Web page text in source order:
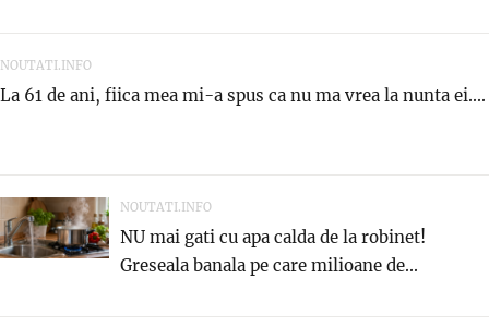
NOUTATI.INFO
La 61 de ani, fiica mea mi-a spus ca nu ma vrea la nunta ei....
NOUTATI.INFO
NU mai gati cu apa calda de la robinet!
Greseala banala pe care milioane de...